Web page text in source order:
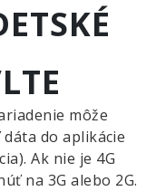
môže
do aplikácie
Ak nie je 4G
na 3G alebo 2G.